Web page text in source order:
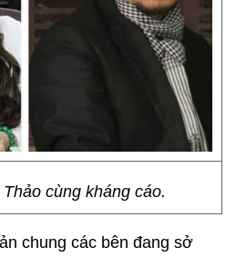
cùng kháng cáo.
chung các bên đang sở